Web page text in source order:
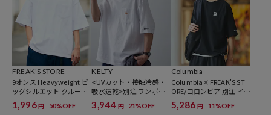
3,993
円（2026年4月13日時点）
※「参考価格」とは、Daytona Parkにおける対象商品の通常販売（先
行予約・先行割引は含まれません）開始時点の価格です。
ブランド説明
FREAK'S STORE
9オンス Heavyweight ビ
ッグシルエット クルーネ
ック ポケットTシャツ/ヘ
ビーウェイト 【限定展
1,996 円 50%OFF
KELTY
<UVカット・接触冷感・
吸水速乾>別注 ワンポイ
ント ヴィンテージロゴ ク
ルーネック ポケットTシ
3,944 円 21%OFF
Columbia
Columbia×FREAK'S ST
ORE/コロンビア 別注 イン
ペリアルパーク ユーティ
リティー クルーネックT
5,286 円 11%OFF